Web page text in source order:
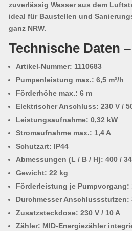
zuverlässig Wasser aus dem
ideal für Baustellen und
ganz NRW.
Technische Daten
Artikel-Nummer: 1110683
Pumpenleistung max.:6,5 m³/h
Förderhöhe max.:6 m
Elektrischer Anschluss:230 V /
Leistungsaufnahme:0,32 kW
Stromaufnahme max.: 1,4 A
Schutzart: IP44
Abmessungen (L / B / H):400 /
Gewicht:22 kg
Förderleistung je Pumpvorgang:
Durchmesser Anschlussstutzen:
Zusatzsteckdose:230 V / 10 A
Zähler: MID-Energiezähler